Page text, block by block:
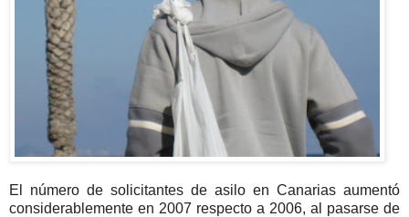
El número de solicitantes de asilo en Canarias aumentó
considerablemente en 2007 respecto a 2006, al pasarse de